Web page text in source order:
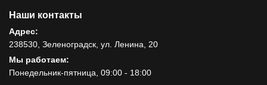
Наши контакты
Адрес:
238530, Зеленоградск, ул. Ленина, 20
Мы работаем:
Понедельник-пятница, 09:00 - 18:00